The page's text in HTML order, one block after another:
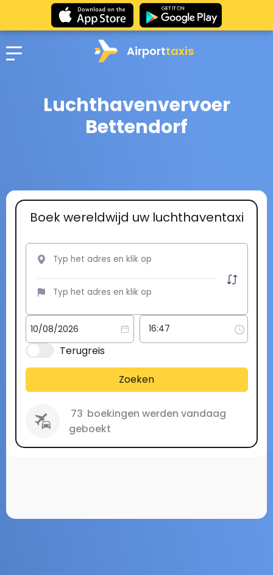
Airporttaxis
Luchthavenvervoer
Bettendorf
Boek wereldwijd uw luchthaventaxi
Terugreis
Zoeken
73 boekingen werden vandaag
geboekt